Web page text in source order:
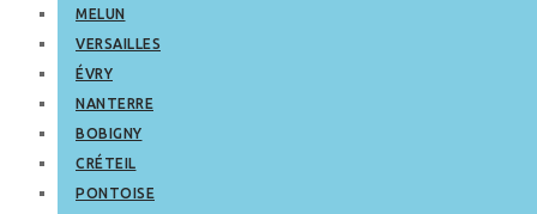
MELUN
VERSAILLES
ÉVRY
NANTERRE
BOBIGNY
CRÉTEIL
PONTOISE